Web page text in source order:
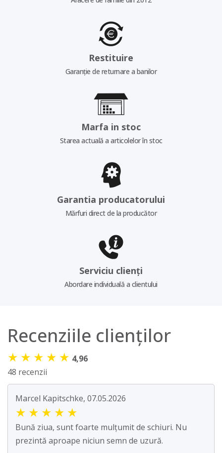
Restituire
Garanție de returnare a banilor
Marfa in stoc
Starea actuală a articolelor în stoc
Garantia producatorului
Mărfuri direct de la producător
Serviciu clienți
Abordare individuală a clientului
Recenziile clienților
★ ★ ★ ★ ★ 4,96
48 recenzii
Marcel Kapitschke, 07.05.2026
★ ★ ★ ★ ★
Bună ziua, sunt foarte mulțumit de schiuri. Nu
prezintă aproape niciun semn de uzură.